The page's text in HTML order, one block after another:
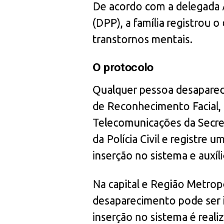
De acordo com a
(DPP), a família registrou
transtornos mentais.
O protocolo
Qualquer pessoa
de Reconhecimento
Telecomunicações da
da Polícia Civil e registre
inserção no sistema e
Na capital e Região
desaparecimento pode
inserção no sistema é